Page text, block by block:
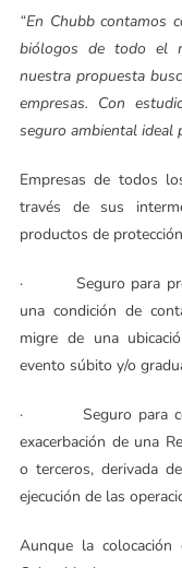
“En Chubb contamos
biólogos de todo el
nuestra propuesta
empresas. Con
seguro ambiental ideal
Empresas de todos
través de sus
productos de
· Seguro para
una condición de
migre de una
evento súbito y/o
· Seguro para
exacerbación de una
o terceros, derivada
ejecución de las
Aunque la colocación